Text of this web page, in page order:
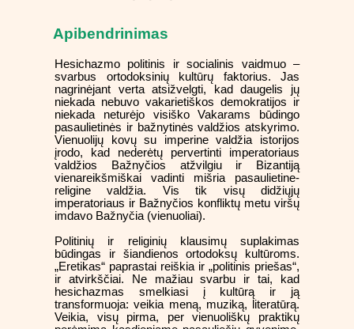
Apibendrinimas
Hesichazmo politinis ir socialinis vaidmuo –
svarbus ortodoksinių kultūrų faktorius. Jas
nagrinėjant verta atsižvelgti, kad daugelis jų
niekada nebuvo vakarietiškos demokratijos ir
niekada neturėjo visiško Vakarams būdingo
pasaulietinės ir bažnytinės valdžios atskyrimo.
Vienuolijų kovų su imperine valdžia istorijos
įrodo, kad nederėtų pervertinti imperatoriaus
valdžios Bažnyčios atžvilgiu ir Bizantiją
vienareikšmiškai vadinti mišria pasaulietine-
religine valdžia. Vis tik visų didžiųjų
imperatoriaus ir Bažnyčios konfliktų metu viršų
imdavo Bažnyčia (vienuoliai).
Politinių ir religinių klausimų suplakimas
būdingas ir šiandienos ortodoksų kultūroms.
„Eretikas“ paprastai reiškia ir „politinis priešas“,
ir atvirkščiai. Ne mažiau svarbu ir tai, kad
hesichazmas smelkiasi į kultūrą ir ją
transformuoja: veikia meną, muziką, literatūrą.
Veikia, visų pirma, per vienuoliškų praktikų